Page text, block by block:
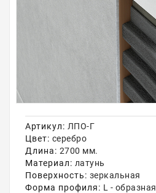
Акции
Артикул: ЛПО-Г
Цвет: серебро
Длина: 2700 мм.
Материал: латунь
Поверхность: зеркальная
Форма профиля: L - образная